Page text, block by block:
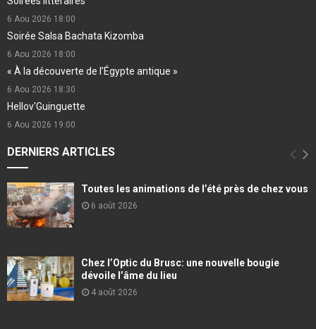
6 Aou 2026 18:00
Soirée Salsa Bachata Kizomba
6 Aou 2026 18:00
« À la découverte de l’Égypte antique »
6 Aou 2026 18:30
Hellov'Guinguette
6 Aou 2026 19:00
DERNIERS ARTICLES
Toutes les animations de l’été près de chez vous
6 août 2026
Chez l’Optic du Brusc: une nouvelle bougie
dévoile l’âme du lieu
4 août 2026